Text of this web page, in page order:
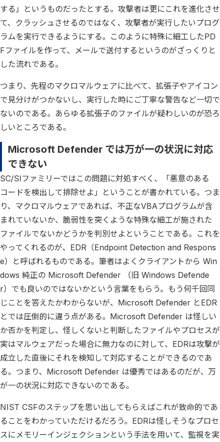
する」というものだったとする。攻撃者は更にこれを進化させ
て、クラッシュさせるのではなく、攻撃者が実行したいプログ
ラムを実行できるようにする。このように特殊に細工したPD
Fファイルを作って、メールで送付するというのがざっくりと
した流れである。
つまり、先程のマクロマルウェアに比べて、拡張子やアイコン
で見分けがつかないし、実行した時にご丁寧な警告など一切で
ないのである。あらゆる拡張子のファイルが疑わしいのが恐ろ
しいところである。
Microsoft Defender では万が一の状況に対応
できない
SC/SIファミリーではこの問題に対処すべく、「悪意のある
コードを検出して排除せよ」ということが書かれている。つま
り、マクロマルウェアであれば、不正なVBAプログラムが含
まれていないか、脆弱性を突くような特殊な細工が施された
ファイルでないかどうかを判別せよということである。これを
やってくれるのが、EDR（Endpoint Detection and Respons
e）と呼ばれるものである。筆者はよくクライアントから Win
dows 純正の Microsoft Defender （旧 Windows Defende
r）でも良いのではないかという言葉をもらう。もう何千回同
じことを答えたかわからないが、Microsoft Defender とEDR
とでは圧倒的に違う点がある。Microsoft Defender は怪しい
か否かを判定し、怪しくないと判断したファイルやプロセスが
実はマルウェアだった場合に無力なのに対して、EDRは攻撃が
成立した直後にそれを検知して対応することができるのであ
る。つまり、Microsoft Defender は優秀ではあるのだが、万
が一の状況に対応できないのである。
NIST CSFのステップを思い出してもらえばこれが致命的であ
ることをわかっていただけるだろう。EDRは怪しそうなプロセ
スにメモリーインジェクションという手法を用いて、監視を実